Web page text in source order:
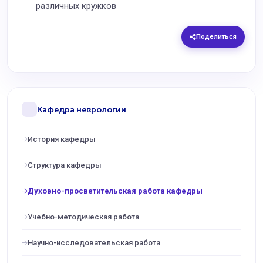
различных кружков
Поделиться
Кафедра неврологии
История кафедры
Структура кафедры
Духовно-просветительская работа кафедры
Учебно-методическая работа
Научно-исследовательская работа